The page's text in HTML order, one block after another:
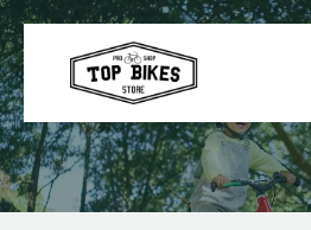
Acasă
Service
Contact